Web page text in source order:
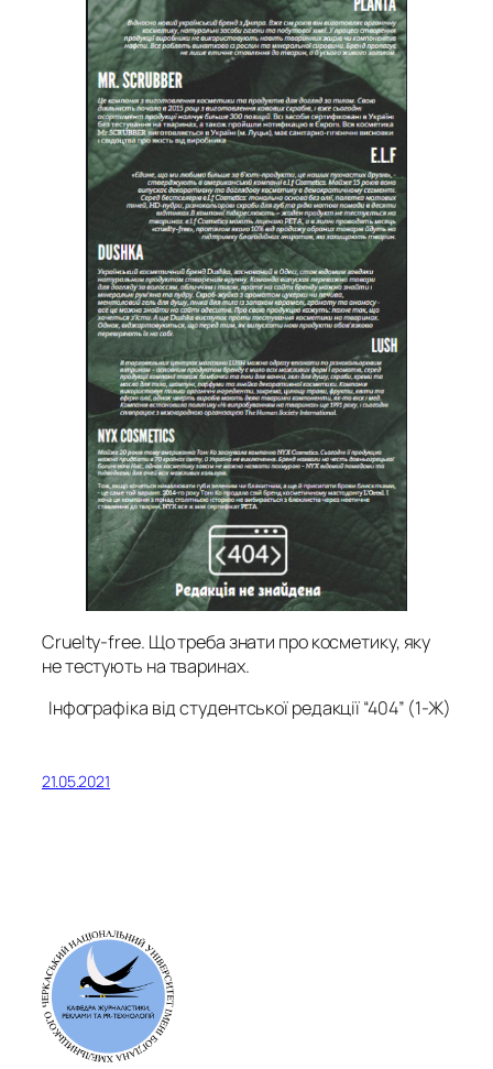
Cruelty-free. Що треба знати про косметику, яку
не тестують на тваринах.
Інфографіка від студентської редакції “404” (1-Ж)
21.05.2021